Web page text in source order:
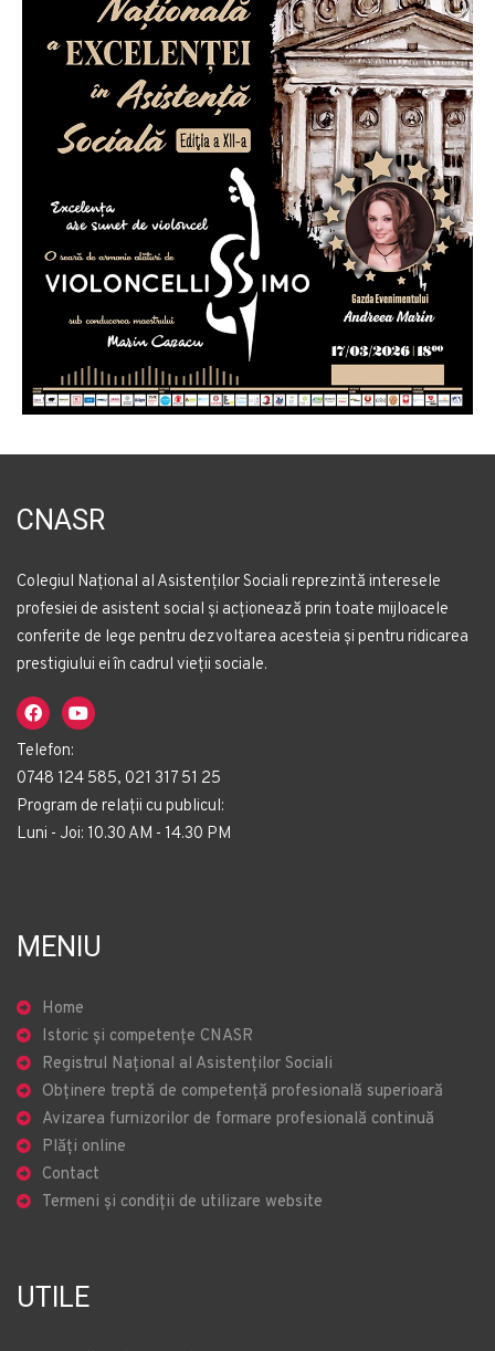
CNASR
Colegiul Național al Asistenților Sociali reprezintă interesele
profesiei de asistent social și acționează prin toate mijloacele
conferite de lege pentru dezvoltarea acesteia și pentru ridicarea
prestigiului ei în cadrul vieții sociale.
Telefon:
0748 124 585, 021 317 51 25
Program de relații cu publicul:
Luni - Joi: 10.30 AM - 14.30 PM
MENIU
Home
Istoric și competențe CNASR
Registrul Național al Asistenților Sociali
Obținere treptă de competență profesională superioară
Avizarea furnizorilor de formare profesională continuă
Plăți online
Contact
Termeni și condiții de utilizare website
UTILE